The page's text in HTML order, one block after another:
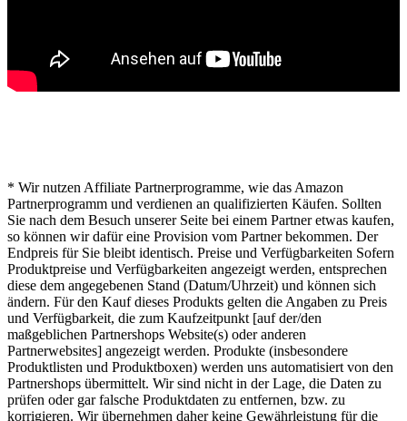
* Wir nutzen Affiliate Partnerprogramme, wie das Amazon
Partnerprogramm und verdienen an qualifizierten Käufen. Sollten
Sie nach dem Besuch unserer Seite bei einem Partner etwas kaufen,
so können wir dafür eine Provision vom Partner bekommen. Der
Endpreis für Sie bleibt identisch. Preise und Verfügbarkeiten Sofern
Produktpreise und Verfügbarkeiten angezeigt werden, entsprechen
diese dem angegebenen Stand (Datum/Uhrzeit) und können sich
ändern. Für den Kauf dieses Produkts gelten die Angaben zu Preis
und Verfügbarkeit, die zum Kaufzeitpunkt [auf der/den
maßgeblichen Partnershops Website(s) oder anderen
Partnerwebsites] angezeigt werden. Produkte (insbesondere
Produktlisten und Produktboxen) werden uns automatisiert von den
Partnershops übermittelt. Wir sind nicht in der Lage, die Daten zu
prüfen oder gar falsche Produktdaten zu entfernen, bzw. zu
korrigieren. Wir übernehmen daher keine Gewährleistung für die